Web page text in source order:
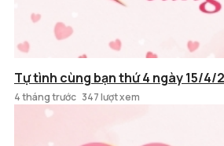
Tự tình cùng bạn thứ 4 ngày 15/4/
4 tháng trước 347 lượt xem